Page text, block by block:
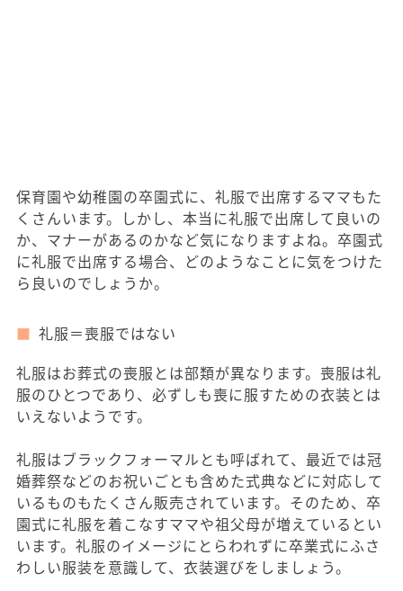
保育園や幼稚園の卒園式に、礼服で出席するママもた
くさんいます。しかし、本当に礼服で出席して良いの
か、マナーがあるのかなど気になりますよね。卒園式
に礼服で出席する場合、どのようなことに気をつけた
ら良いのでしょうか。
礼服＝喪服ではない
礼服はお葬式の喪服とは部類が異なります。喪服は礼
服のひとつであり、必ずしも喪に服すための衣装とは
いえないようです。
礼服はブラックフォーマルとも呼ばれて、最近では冠
婚葬祭などのお祝いごとも含めた式典などに対応して
いるものもたくさん販売されています。そのため、卒
園式に礼服を着こなすママや祖父母が増えているとい
います。礼服のイメージにとらわれずに卒業式にふさ
わしい服装を意識して、衣装選びをしましょう。